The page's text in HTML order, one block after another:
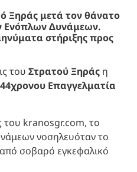
Ξηράς μετά τον θάνατο
Ενόπλων Δυνάμεων.
στήριξης προς
του Στρατού Ξηράς η
44χρονου Επαγγελματία
kranosgr.com, το
νοσηλευόταν το
σοβαρό εγκεφαλικό